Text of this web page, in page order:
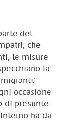
del
che
le misure
la
occasione
di presunte
ha da